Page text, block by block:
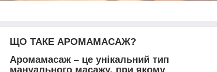
ЩО ТАКЕ АРОМАМАСАЖ?
Аромамасаж – це унікальний тип
мануального масажу, при якому